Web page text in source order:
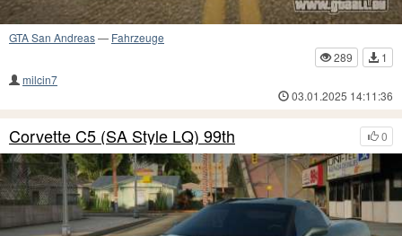
GTA San Andreas— Fahrzeuge
289
1
milcin7
03.01.2025 14:11:36
0
Corvette C5 (SA Style LQ) 99th